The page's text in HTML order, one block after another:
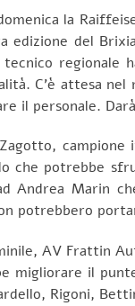
la
edizione del
regionale
C’è attesa
il personale.
campione
che potrebbe
Andrea Marin
potrebbero
AV Frattin
migliorare il
Rigoni,